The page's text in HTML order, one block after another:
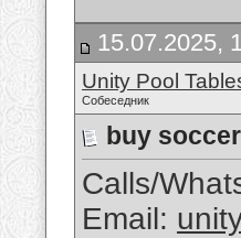
15.07.2025,
Unity Pool
Собеседник
buy
Calls/
Email: